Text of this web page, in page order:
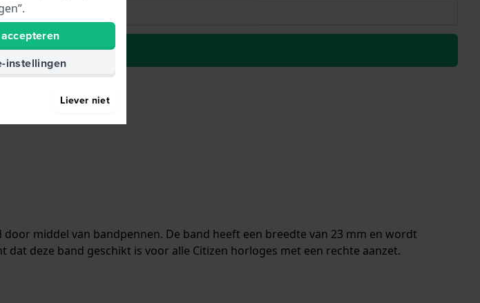
in wenslijst
middel van bandpennen. De band heeft een breedte van 23 mm en wordt
deze band geschikt is voor alle Citizen horloges met een rechte aanzet.
instellingen
Liever niet